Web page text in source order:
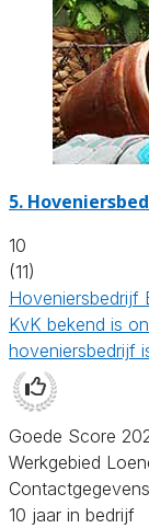
5.
10
(11)
Hoveniersbedrijf
KvK bekend is
hoveniersbedrijf
Goede Score
Werkgebied
Contactgegevens
10 jaar in bedrijf